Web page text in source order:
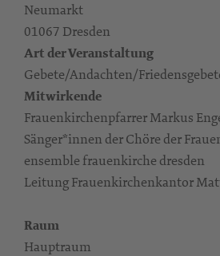
Neumarkt
01067 Dresden
Art der Veranstaltung
Gebete/Andachten/
Mitwirkende
Frauenkirchenpfarrer Markus
Sänger*innen der Chöre der
ensemble frauenkirche dresden
Leitung Frauenkirchenkantor
Raum
Hauptraum